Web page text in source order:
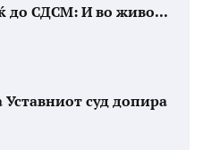
до СДСМ: И во живо...
Уставниот суд допира